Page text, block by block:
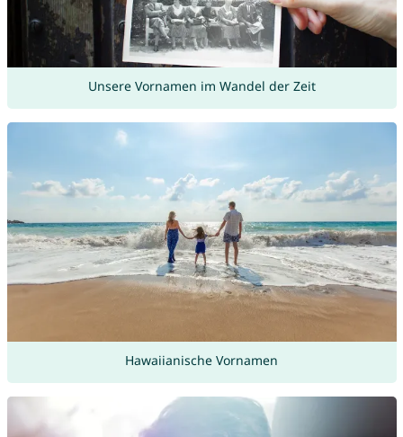
Unsere Vornamen im Wandel der Zeit
Hawaiianische Vornamen